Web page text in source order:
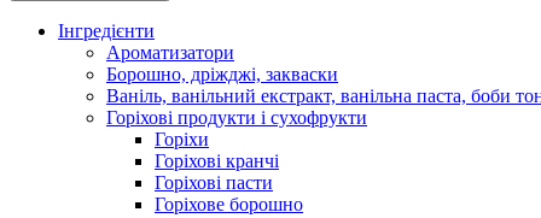
Інгредієнти
Ароматизатори
Борошно, дріжджі, закваски
Ваніль, ванільний екстракт, ванільна паста, боби
Горіхові продукти і сухофрукти
Горіхи
Горіхові кранчі
Горіхові пасти
Горіхове борошно